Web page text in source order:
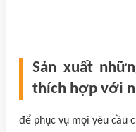
Sản xuất
thích hợp với
để phục vụ mọi yêu cầu